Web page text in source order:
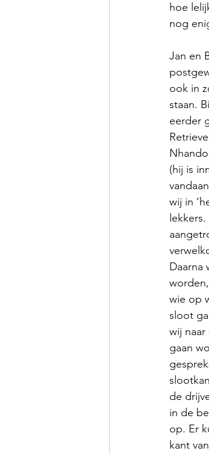
hoe
nog
Jan en
ook in
staan.
eerder
(hij is
wij in
Daarna
wie op
sloot
wij
gaan
de
in de
op. Er
kant